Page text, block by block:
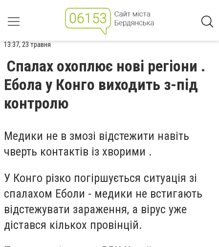
13:37, 23 травня
Спалах охоплює нові регіони .
Ебола у Конго виходить з-під
контролю
Медики не в змозі відстежити навіть
чверть контактів із хворими .
У Конго різко погіршується ситуація зі
спалахом Еболи - медики не встигають
відстежувати зараження, а вірус уже
дістався кількох провінцій.